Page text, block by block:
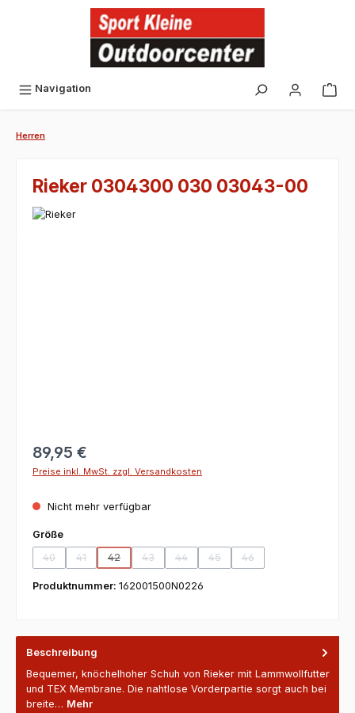
Navigation
Herren
Rieker 0304300 030 03043-00
89,95 €
Preise inkl. MwSt. zzgl. Versandkosten
Nicht mehr verfügbar
Größeauswählen
40
(Diese Option ist zurzeit nicht verfügbar.)
41
(Diese Option ist zurzeit nicht verfügbar.)
42
(Diese Option ist zurzeit nicht verfügbar.)
43
(Diese Option ist zurzeit nicht verfügbar.)
44
(Diese Option ist zurzeit nicht
45
(Diese Option ist zurzeit nicht
46
(Diese Option ist
Produktnummer: 162001500N0226
Beschreibung
Bequemer, knöchelhoher Schuh von Rieker mit Lammwollfutter
und TEX Membrane. Die nahtlose Vorderpartie sorgt auch bei
breite… Mehr